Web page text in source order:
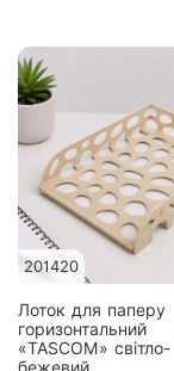
201420
Лоток для паперу
горизонтальний
«TASCOM» світло-
бежевий